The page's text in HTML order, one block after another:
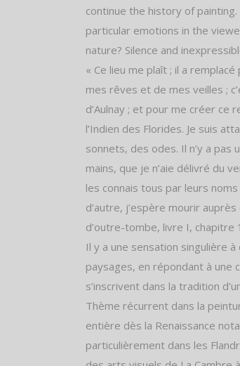
continue the history of
particular emotions in the
nature? Silence and
« Ce lieu me plaît ; il a
mes rêves et de mes veilles ;
d’Aulnay ; et pour me créer ce
l’Indien des Florides. Je suis
sonnets, des odes. Il n’y a pas
mains, que je n’aie délivré du
les connais tous par leurs
d’autre, j’espère mourir
d’outre-tombe, livre I, chapitre 1
Il y a une sensation singulière
paysages, en répondant à
s’inscrivent dans la tradition
Thème récurrent dans la
entière dès la Renaissance
particulièrement dans les